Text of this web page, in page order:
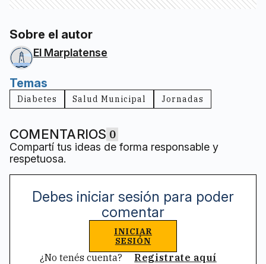
Sobre el autor
El Marplatense
Temas
Diabetes Salud Municipal Jornadas
COMENTARIOS 0
Compartí tus ideas de forma responsable y
respetuosa.
Debes iniciar sesión para poder
comentar
INICIAR
SESIÓN
¿No tenés cuenta? Registrate aquí